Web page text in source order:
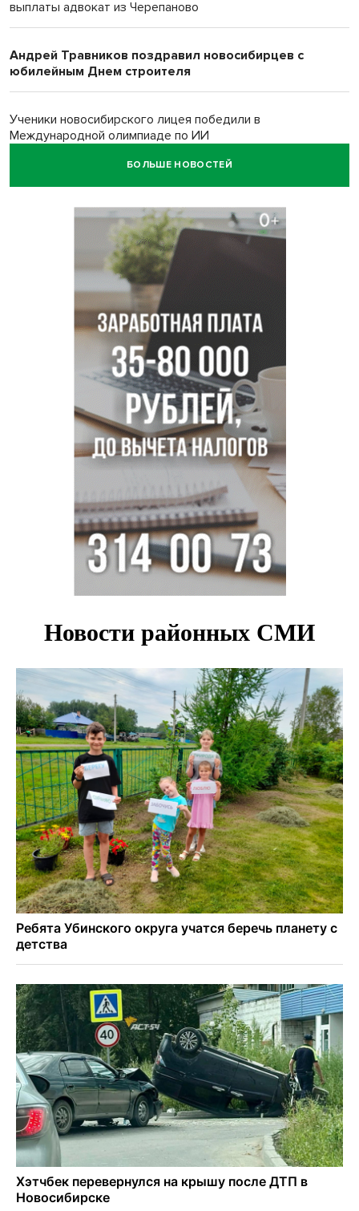
выплаты адвокат из Черепаново
Андрей Травников поздравил новосибирцев с
юбилейным Днем строителя
Ученики новосибирского лицея победили в
Международной олимпиаде по ИИ
Остановку электричек о.п. Радуга Сибири начали строить
Транспортная прокуратура проверит S7 после инцидента
в аэропорту Норильска
500 литров ухи сварили новосибирцам на
Бугринском пляже
Под Новосибирском двое пострадали в ДТП с
перевернувшейся «ГАЗелью»
БОЛЬШЕ НОВОСТЕЙ